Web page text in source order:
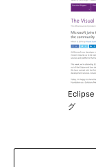
Eclipse
グ